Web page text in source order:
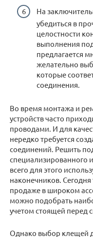
На
убедиться в
целостности
выполнения
предлагается
желательно
которые
соединения.
Во время монтажа и
устройств часто
проводами. И для
нередко требуется
соединений. Решить
специализированного
всего для этого
наконечников.
продаже в широком
можно подобрать
учетом стоящей перед
Однако выбор клещей